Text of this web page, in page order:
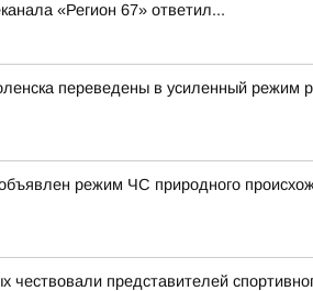
«Регион 67» ответил...
переведены в усиленный режим
режим ЧС природного
представителей